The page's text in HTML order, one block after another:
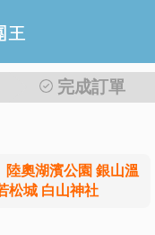
完成訂單
陸奧湖濱公園 銀山溫
松城 白山神社